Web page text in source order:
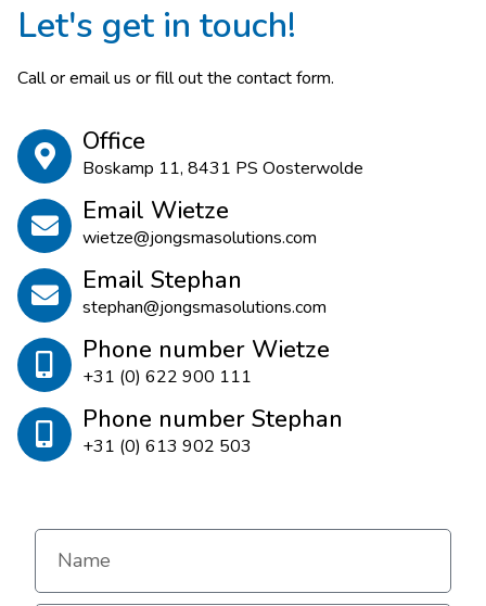
Let's get in touch!
Call or email us or fill out the contact form.
Office
Boskamp 11, 8431 PS Oosterwolde
Email Wietze
wietze@jongsmasolutions.com
Email Stephan
stephan@jongsmasolutions.com
Phone number Wietze
+31 (0) 622 900 111
Phone number Stephan
+31 (0) 613 902 503